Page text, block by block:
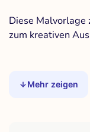
Diese Malvorlage
zum kreativen
Mehr zeigen